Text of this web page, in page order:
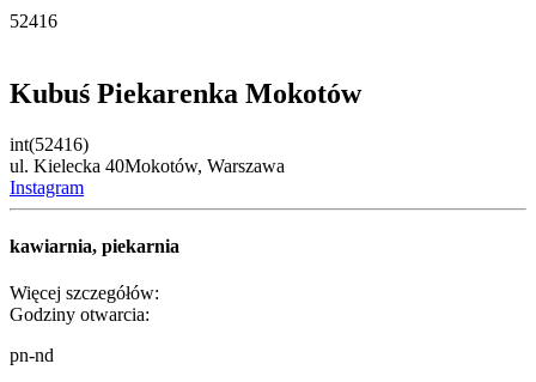
52416
Kubuś Piekarenka Mokotów
int(52416)
ul. Kielecka 40Mokotów, Warszawa
Instagram
kawiarnia, piekarnia
Więcej szczegółów:
Godziny otwarcia:
pn-nd